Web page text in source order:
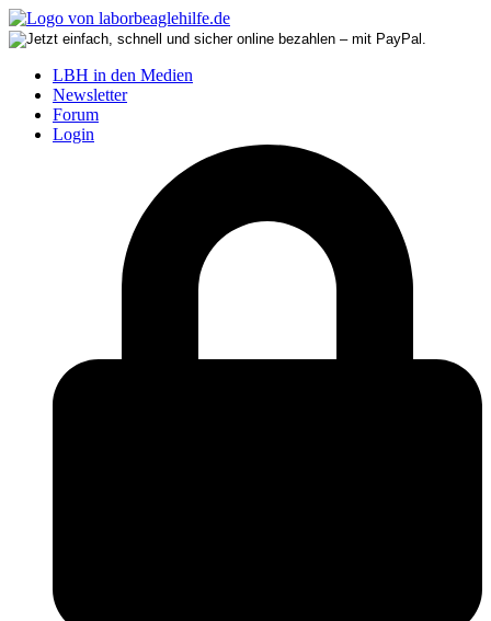
LBH in den Medien
Newsletter
Forum
Login